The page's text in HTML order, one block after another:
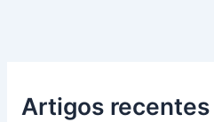
Artigos recentes